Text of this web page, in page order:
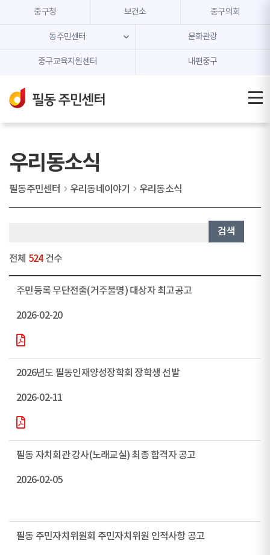
본문 내용 바로가기
주메뉴 바로가기
중구청 보건소 중구의회
동주민센터 문화관광
중구교육지원센터 내편중구
우리동소식
필동주민센터 우리동네이야기 우리동소식
검색
전체 524건수
주민등록 무단전출(거주불명) 대상자 최고공고
2026-02-20
2026년도 필동인재양성장학회 장학생 선발
2026-02-11
필동 자치회관 강사(노래교실) 최종 합격자 공고
2026-02-05
필동 주민자치위원회 주민자치위원 인적사항 공고